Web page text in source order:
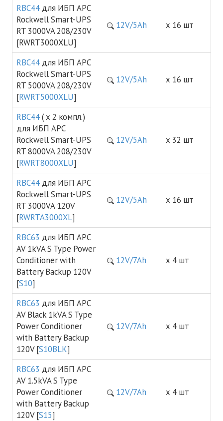
RBC44для ИБП APC
Rockwell Smart-UPS
RT 3000VA 208/230V
[RWRT3000XLU]
12V/5Ah х 16 шт
RBC44для ИБП APC
Rockwell Smart-UPS
RT 5000VA 208/230V
[RWRT5000XLU]
12V/5Ah х 16 шт
RBC44( х 2 компл.)
для ИБП APC
Rockwell Smart-UPS
RT 8000VA 208/230V
[RWRT8000XLU]
12V/5Ah х 32 шт
RBC44для ИБП APC
Rockwell Smart-UPS
RT 3000VA 120V
[RWRTA3000XL]
12V/5Ah х 16 шт
RBC63 для ИБП APC
AV 1kVA S Type Power
Conditioner with
Battery Backup 120V
[S10]
12V/7Ah х 4 шт
RBC63 для ИБП APC
AV Black 1kVA S Type
Power Conditioner
with Battery Backup
120V [S10BLK]
12V/7Ah х 4 шт
RBC63 для ИБП APC
AV 1.5kVA S Type
Power Conditioner
with Battery Backup
120V [S15]
12V/7Ah х 4 шт